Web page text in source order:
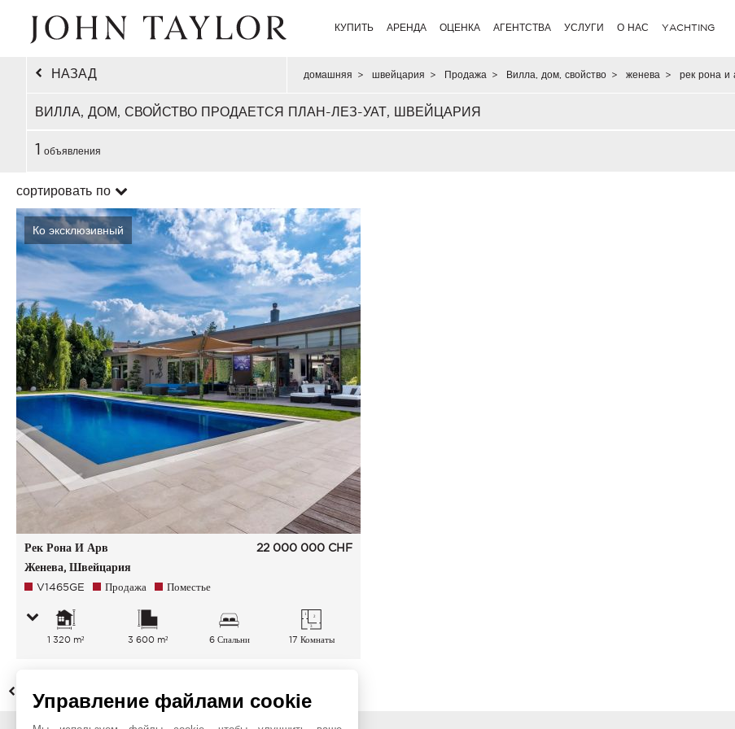
КУПИТЬ АРЕНДА ОЦЕНКА АГЕНТСТВА УСЛУГИ О НАС YACHTING
НАЗАД домашняя > швейцария > Продажа > Вилла, дом, свойство > женева > рек рона и
ВИЛЛА, ДОМ, СВОЙСТВО ПРОДАЕТСЯ ПЛАН-ЛЕЗ-УАТ, ШВЕЙЦАРИЯ
1 объявления
сортировать по
Ко эксклюзивный
Рек Рона И Арв
Женева, Швейцария
22 000 000 CHF
V1465GE Продажа Поместье
1 320 m² 3 600 m² 6 Спальни 17 Комнаты
НАЗАД
Управление файлами cookie